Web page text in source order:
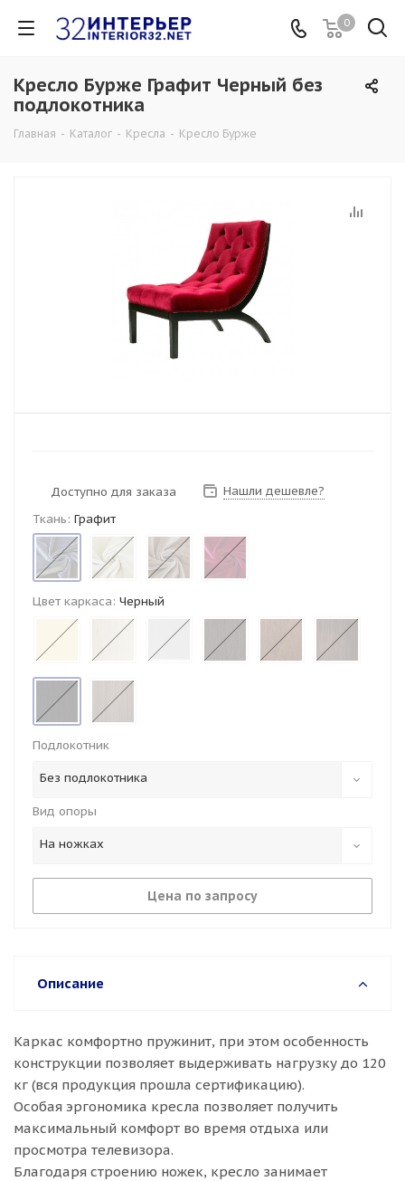
0
Кресло Бурже Графит Черный без
подлокотника
Главная - Каталог - Кресла - Кресло Бурже
Доступно для заказа
Нашли дешевле?
Ткань: Графит
Цвет каркаса: Черный
Подлокотник
Без подлокотника
Вид опоры
На ножках
Цена по запросу
Описание
Каркас комфортно пружинит, при этом особенность
конструкции позволяет выдерживать нагрузку до 120
кг (вся продукция прошла сертификацию).
Особая эргономика кресла позволяет получить
максимальный комфорт во время отдыха или
просмотра телевизора.
Благодаря строению ножек, кресло занимает